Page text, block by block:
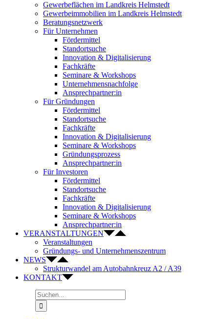
Gewerbeflächen im Landkreis Helmstedt
Gewerbeimmobilien im Landkreis Helmstedt
Beratungsnetzwerk
Für Unternehmen
Fördermittel
Standortsuche
Innovation & Digitalisierung
Fachkräfte
Seminare & Workshops
Unternehmensnachfolge
Ansprechpartner:in
Für Gründungen
Fördermittel
Standortsuche
Fachkräfte
Innovation & Digitalisierung
Seminare & Workshops
Gründungsprozess
Ansprechpartner:in
Für Investoren
Fördermittel
Standortsuche
Fachkräfte
Innovation & Digitalisierung
Seminare & Workshops
Ansprechpartner:in
VERANSTALTUNGEN
Veranstaltungen
Gründungs- und Unternehmenszentrum
NEWS
Strukturwandel am Autobahnkreuz A2 / A39
KONTAKT
Suche
nach: